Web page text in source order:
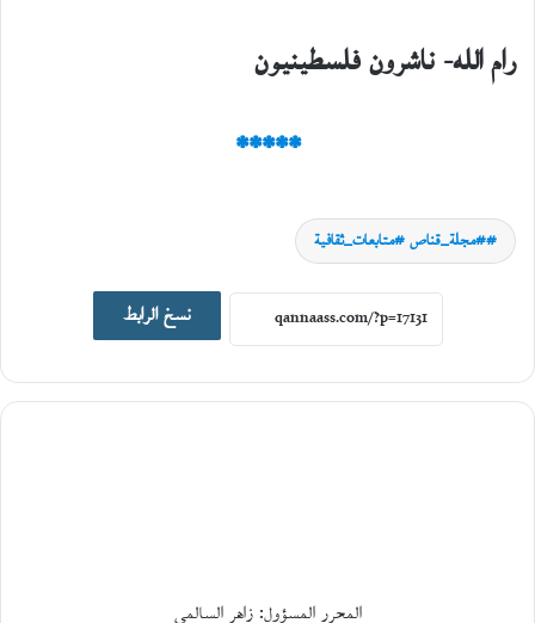
رام الله- ناشرون فلسطينيون
*****
#مجلة_قناص #متابعات_ثقافية
نسخ الرابط
المحرر المسؤول: زاهر السالمي
أخبار ثقافية
12